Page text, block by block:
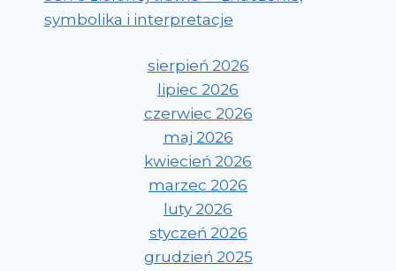
symbolika i interpretacje
sierpień 2026
lipiec 2026
czerwiec 2026
maj 2026
kwiecień 2026
marzec 2026
luty 2026
styczeń 2026
grudzień 2025